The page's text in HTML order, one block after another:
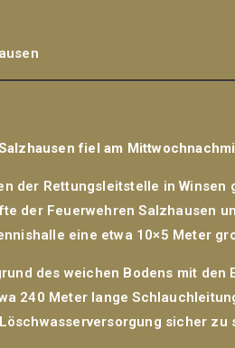
fiel am
der Rettungsleitstelle in
der Feuerwehren Salzhausen
eine etwa 10×5 Meter
des weichen Bodens mit
240 Meter lange
sicher zu